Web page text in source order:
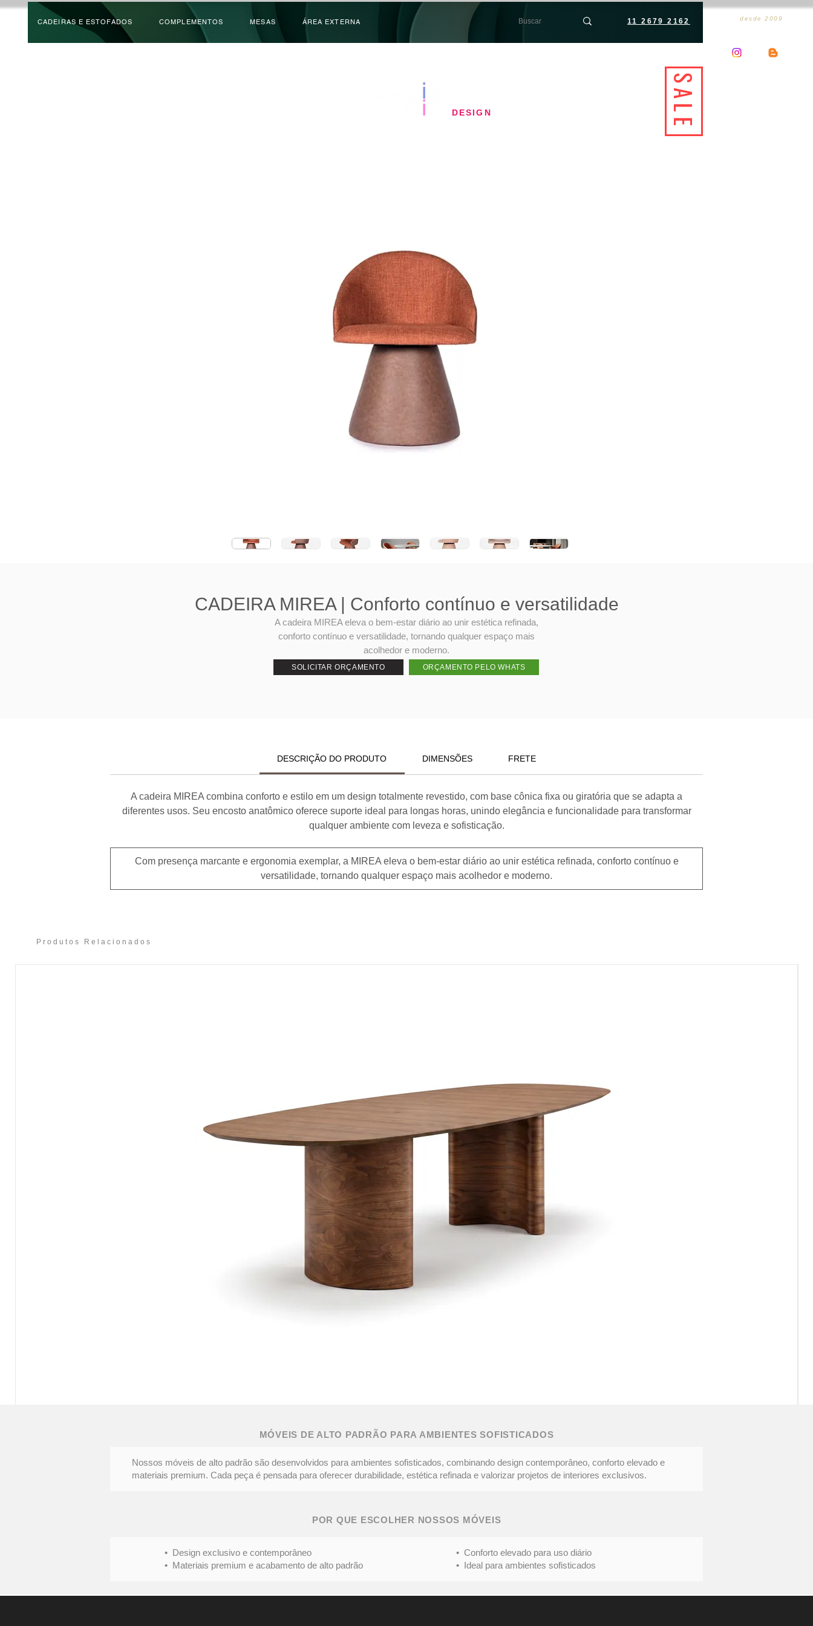
CADEIRAS E ESTOFADOS COMPLEMENTOS MESAS ÁREA EXTERNA 11 2679 2162 desde 2009
​DESIGN SALE
CADEIRA MIREA | Conforto contínuo e versatilidade
A cadeira MIREA eleva o bem-estar diário ao unir estética refinada,
conforto contínuo e versatilidade, tornando qualquer espaço mais
acolhedor e moderno.
DESCRIÇÃO DO PRODUTO DIMENSÕES FRETE
A cadeira MIREA combina conforto e estilo em um design totalmente revestido, com base cônica fixa ou giratória que se adapta a
diferentes usos. Seu encosto anatômico oferece suporte ideal para longas horas, unindo elegância e funcionalidade para transformar
qualquer ambiente com leveza e sofisticação.
Com presença marcante e ergonomia exemplar, a MIREA eleva o bem-estar diário ao unir estética refinada, conforto contínuo e
versatilidade, tornando qualquer espaço mais acolhedor e moderno.
SOLICITAR ORÇAMENTO ORÇAMENTO PELO WHATS
Produtos Relacionados
MÓVEIS DE ALTO PADRÃO PARA AMBIENTES SOFISTICADOS
Nossos móveis de alto padrão são desenvolvidos para ambientes sofisticados, combinando design contemporâneo, conforto elevado e
materiais premium. Cada peça é pensada para oferecer durabilidade, estética refinada e valorizar projetos de interiores exclusivos.
POR QUE ESCOLHER NOSSOS MÓVEIS
• Design exclusivo e contemporâneo
• Materiais premium e acabamento de alto padrão
• Conforto elevado para uso diário
• Ideal para ambientes sofisticados